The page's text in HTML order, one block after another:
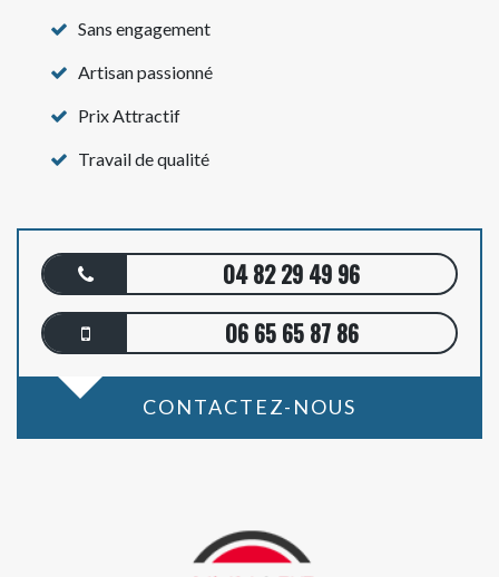
Sans engagement
Artisan passionné
Prix Attractif
Travail de qualité
04 82 29 49 96
06 65 65 87 86
CONTACTEZ-NOUS